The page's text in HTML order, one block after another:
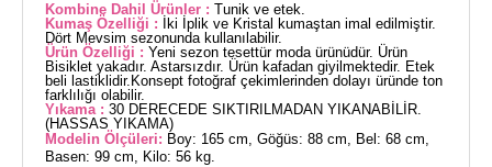
Kombine Dahil Ürünler : Tunik ve etek.
Kumaş Özelliği :
İki İplik ve Kristal kumaştan imal edilmiştir.
Dört Mevsim sezonunda kullanılabilir.
Ürün Özelliği : Yeni sezon tesettür moda ürünüdür. Ürün
Bisiklet yakadır. Astarsızdır. Ürün kafadan giyilmektedir. Etek
beli lastiklidir.Konsept fotoğraf çekimlerinden dolayı üründe ton
farklılığı olabilir.
Yıkama : 30 DERECEDE SIKTIRILMADAN YIKANABİLİR.
(HASSAS YIKAMA)
Modelin Ölçüleri: Boy: 165 cm, Göğüs: 88 cm, Bel: 68 cm,
Basen: 99 cm, Kilo: 56 kg.